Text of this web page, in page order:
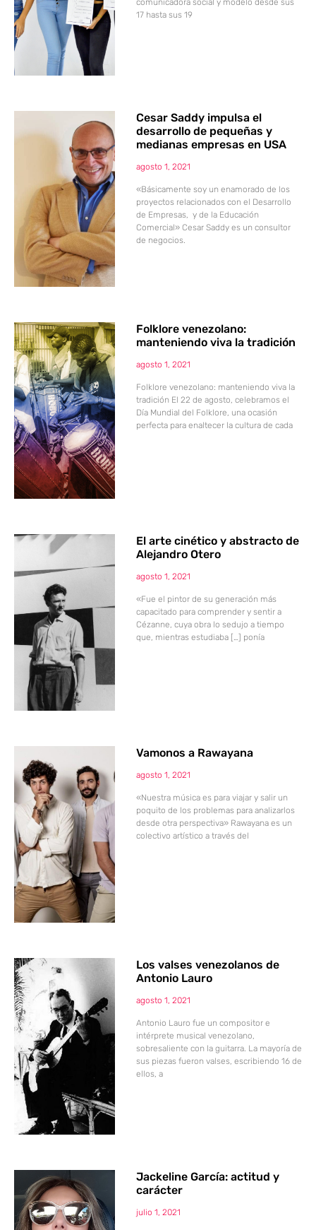
17 hasta sus 19
Cesar Saddy impulsa el
desarrollo de pequeñas y
medianas empresas en USA
agosto 1, 2021
«Básicamente soy un enamorado de los
proyectos relacionados con el Desarrollo
de Empresas, y de la Educación
Comercial» Cesar Saddy es un consultor
de negocios.
Folklore venezolano:
manteniendo viva la tradición
agosto 1, 2021
Folklore venezolano: manteniendo viva la
tradición El 22 de agosto, celebramos el
Día Mundial del Folklore, una ocasión
perfecta para enaltecer la cultura de cada
El arte cinético y abstracto de
Alejandro Otero
agosto 1, 2021
«Fue el pintor de su generación más
capacitado para comprender y sentir a
Cézanne, cuya obra lo sedujo a tiempo
que, mientras estudiaba […] ponía
Vamonos a Rawayana
agosto 1, 2021
«Nuestra música es para viajar y salir un
poquito de los problemas para analizarlos
desde otra perspectiva» Rawayana es un
colectivo artístico a través del
Los valses venezolanos de
Antonio Lauro
agosto 1, 2021
Antonio Lauro fue un compositor e
intérprete musical venezolano,
sobresaliente con la guitarra. La mayoría de
sus piezas fueron valses, escribiendo 16 de
ellos, a
Jackeline García: actitud y
carácter
julio 1, 2021